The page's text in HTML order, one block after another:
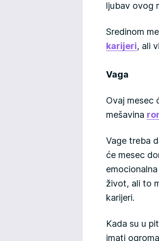
ljubav ovog
Sredinom
karijeri, ali
Vaga
Ovaj mesec
mešavina
Vage treba
će mesec
život, ali to
karijeri.
Kada su u
imati